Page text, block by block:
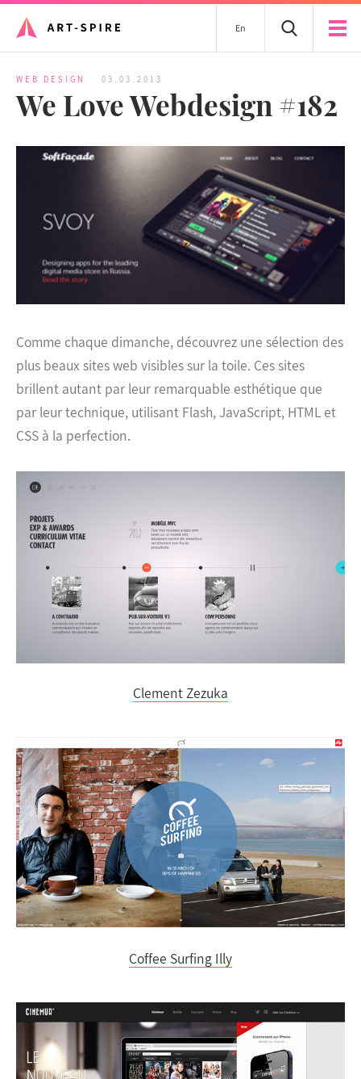
En
WEB DESIGN 03.03.2013
We Love Webdesign #182
Comme chaque dimanche, découvrez une sélection des
plus beaux sites web visibles sur la toile. Ces sites
brillent autant par leur remarquable esthétique que
par leur technique, utilisant Flash, JavaScript, HTML et
CSS à la perfection.
Clement Zezuka
Coffee Surfing Illy